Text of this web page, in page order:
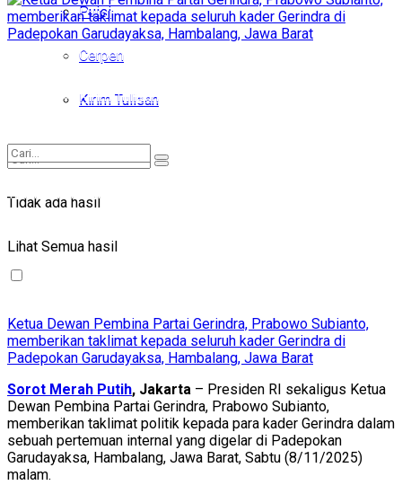
Puisi
Cerpen
Kirim Tulisan
Tidak ada hasil
Lihat Semua hasil
Puisi
Cerpen
Kirim Tulisan
Tidak ada hasil
Ketua Dewan Pembina Partai Gerindra, Prabowo Subianto,
memberikan taklimat kepada seluruh kader Gerindra di
Padepokan Garudayaksa, Hambalang, Jawa Barat
Sorot Merah Putih, Jakarta – Presiden RI sekaligus Ketua
Dewan Pembina Partai Gerindra, Prabowo Subianto,
memberikan taklimat politik kepada para kader Gerindra dalam
sebuah pertemuan internal yang digelar di Padepokan
Garudayaksa, Hambalang, Jawa Barat, Sabtu (8/11/2025)
malam.